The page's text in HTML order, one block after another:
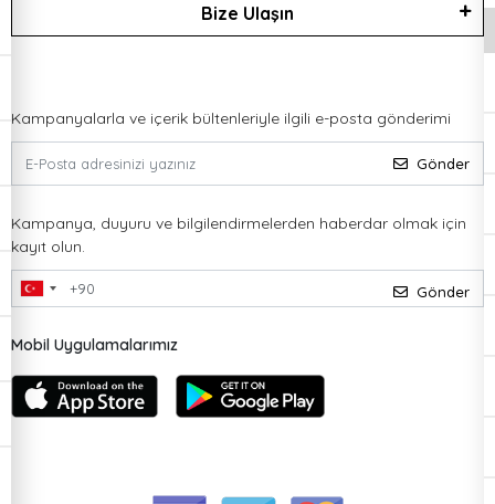
Bize Ulaşın
Kampanyalarla ve içerik bültenleriyle ilgili e-posta gönderimi
Gönder
Kampanya, duyuru ve bilgilendirmelerden haberdar olmak için
kayıt olun.
Gönder
Mobil Uygulamalarımız